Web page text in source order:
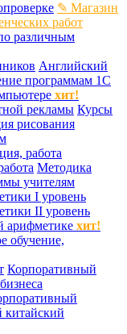
✎ Магазин
работ
различным
Английский
программам 1С
хит!
рекламы Курсы
рисования
работа
Методика
учителям
I уровень
II уровень
арифметике хит!
обучение,
Корпоративный